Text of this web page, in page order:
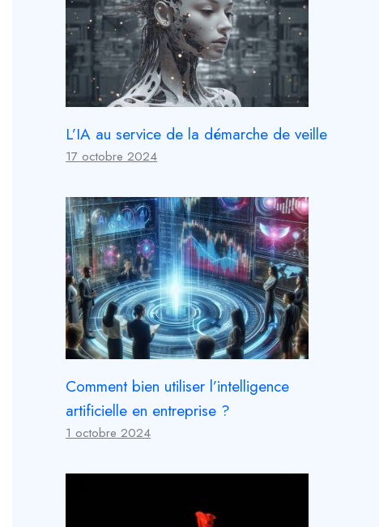
L’IA au service de la démarche de veille
17 octobre 2024
Comment bien utiliser l’intelligence
artificielle en entreprise ?
1 octobre 2024